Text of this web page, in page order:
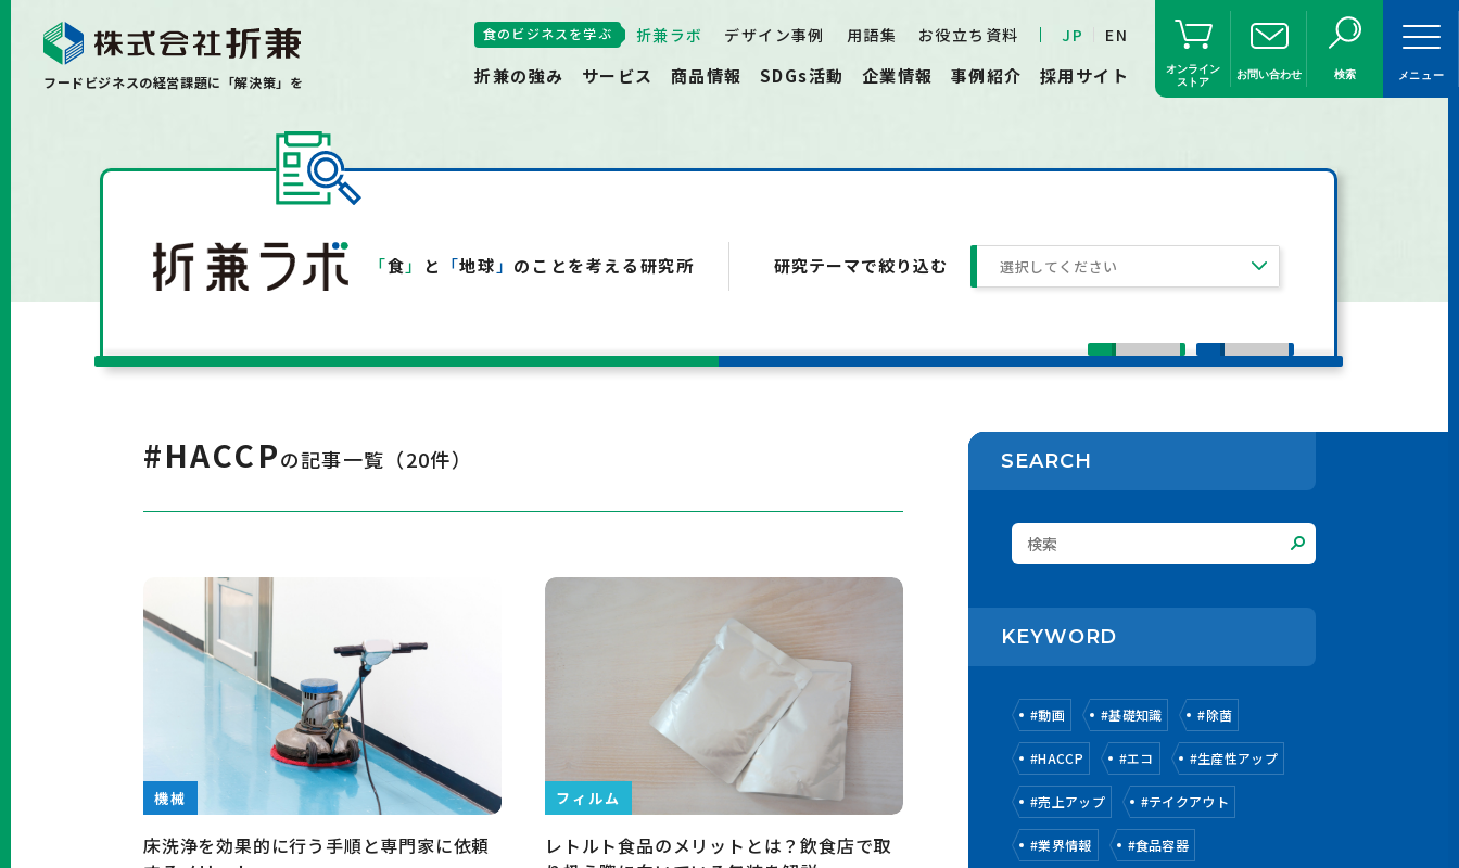
フードビジネスの経営課題に「解決策」を
食のビジネスを学ぶ 折兼ラボ デザイン事例 用語集 お役立ち資料 JP EN
折兼の強み サービス 商品情報 SDGs活動 企業情報 事例紹介 採用サイト
オンライン
ストア
お問い合わせ 検索 メニュー
「食」 と 「地球」 のことを考える研究所 研究テーマで絞り込む 選択してください
#HACCPの記事一覧（20件）
機械
床洗浄を効果的に行う手順と専門家に依頼
フィルム
レトルト食品のメリットとは？飲食店で取
SEARCH
KEYWORD
#動画 #基礎知識 #除菌
#HACCP #エコ #生産性アップ
#売上アップ #テイクアウト
#業界情報 #食品容器